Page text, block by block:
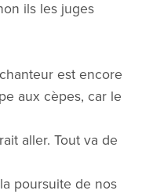
ils les juges
est encore
aux cèpes, car le
aller. Tout va de
poursuite de nos